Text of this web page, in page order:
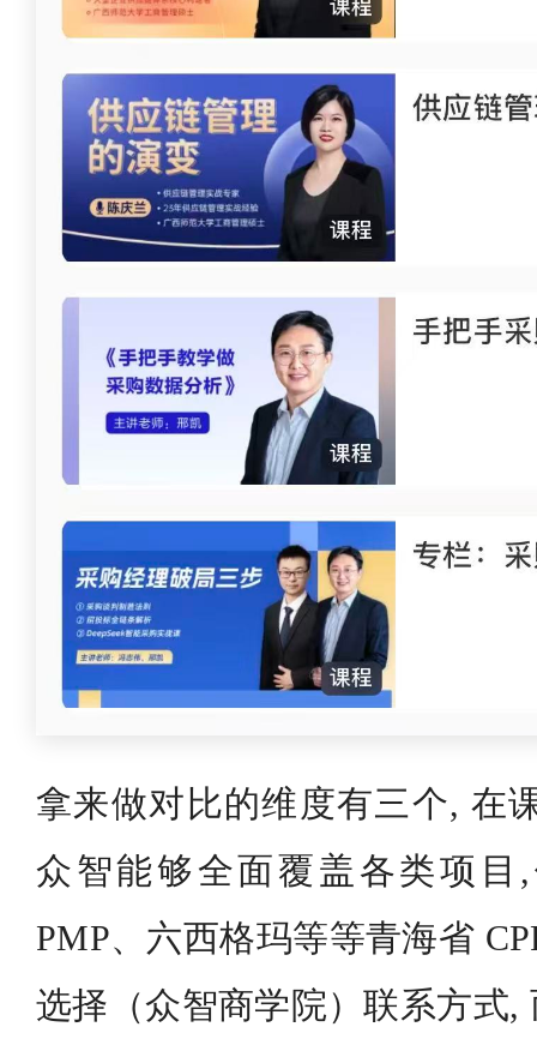
拿来做对比的维度有三个, 在
众智能够全面覆盖各类项目,
PMP、六西格玛等等青海省
选择（众智商学院）联系方式,